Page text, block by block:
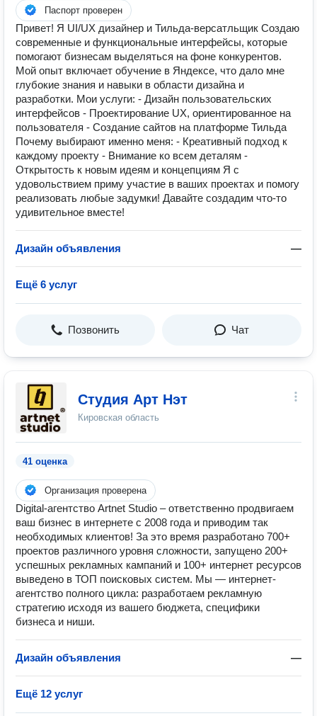
Паспорт проверен
Привет! Я UI/UX дизайнер и Тильда-версатльщик Создаю
современные и функциональные интерфейсы, которые
помогают бизнесам выделяться на фоне конкурентов.
Мой опыт включает обучение в Яндексе, что дало мне
глубокие знания и навыки в области дизайна и
разработки. Мои услуги: - Дизайн пользовательских
интерфейсов - Проектирование UX, ориентированное на
пользователя - Создание сайтов на платформе Тильда
Почему выбирают именно меня: - Креативный подход к
каждому проекту - Внимание ко всем деталям -
Открытость к новым идеям и концепциям Я с
удовольствием приму участие в ваших проектах и помогу
реализовать любые задумки! Давайте создадим что-то
удивительное вместе!
Дизайн объявления —
Ещё 6 услуг
Позвонить Чат
Студия Арт Нэт
Кировская область
41 оценка
Организация проверена
Digital-агентство Artnet Studio – ответственно продвигаем
ваш бизнес в интернете с 2008 года и приводим так
необходимых клиентов! За это время разработано 700+
проектов различного уровня сложности, запущено 200+
успешных рекламных кампаний и 100+ интернет ресурсов
выведено в ТОП поисковых систем. Мы — интернет-
агентство полного цикла: разработаем рекламную
стратегию исходя из вашего бюджета, специфики
бизнеса и ниши.
Дизайн объявления —
Ещё 12 услуг